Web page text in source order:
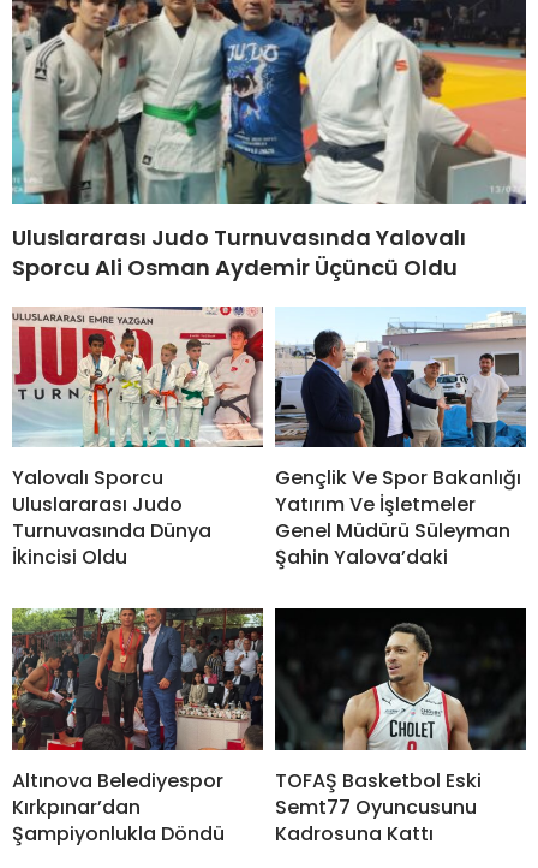
Uluslararası Judo Turnuvasında Yalovalı
Sporcu Ali Osman Aydemir Üçüncü Oldu
Yalovalı Sporcu
Uluslararası Judo
Turnuvasında Dünya
İkincisi Oldu
Gençlik Ve Spor Bakanlığı
Yatırım Ve İşletmeler
Genel Müdürü Süleyman
Şahin Yalova’daki
Altınova Belediyespor
Kırkpınar’dan
Şampiyonlukla Döndü
TOFAŞ Basketbol Eski
Semt77 Oyuncusunu
Kadrosuna Kattı